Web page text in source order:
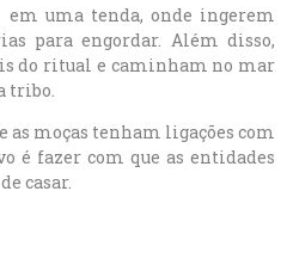
em uma tenda, onde ingerem
para engordar. Além disso,
do ritual e caminham no mar
tribo.
moças tenham ligações com
é fazer com que as entidades
casar.